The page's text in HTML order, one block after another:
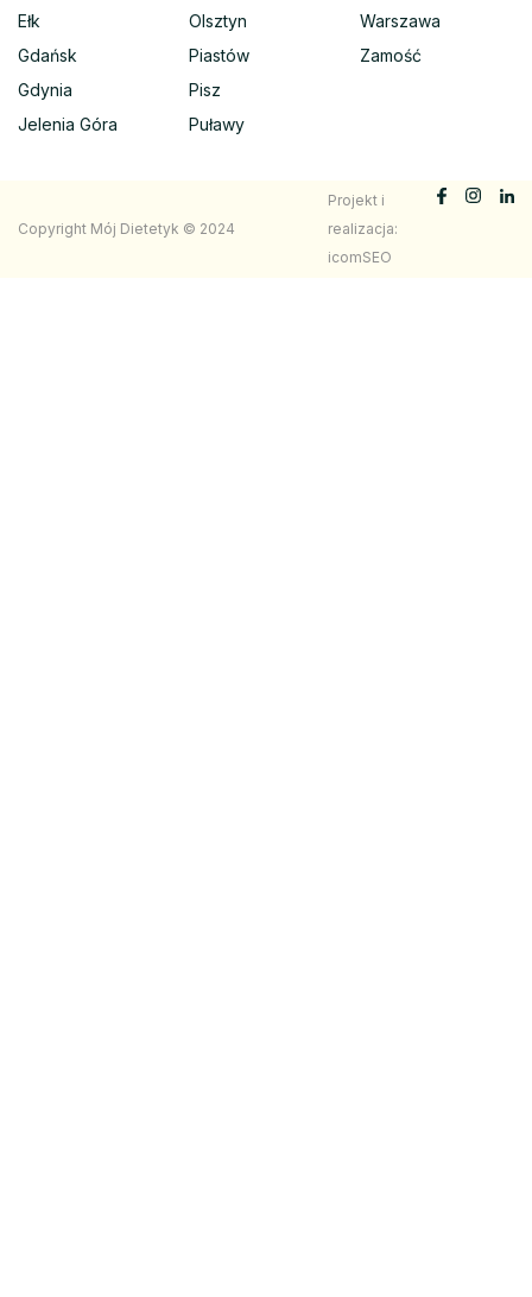
Ełk
Gdańsk
Gdynia
Jelenia Góra
Olsztyn
Piastów
Pisz
Puławy
Warszawa
Zamość
Copyright Mój Dietetyk © 2024
Projekt i
realizacja:
icomSEO